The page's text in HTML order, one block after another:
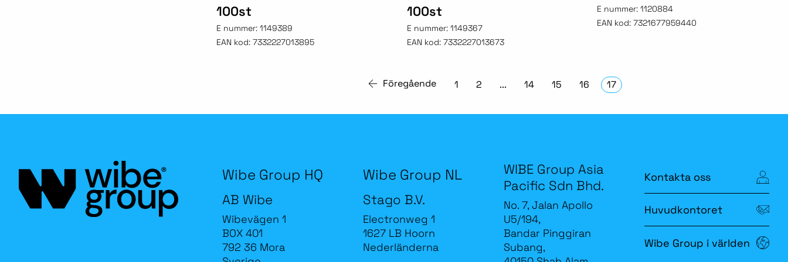
100st
E nummer: 1149389
EAN kod: 7332227013895
100st
E nummer: 1149367
EAN kod: 7332227013673
E nummer:1120884
EAN kod: 7321677959440
Föregående 1 2 ... 14 15 16 17
Wibe Group HQ
AB Wibe
Wibevägen 1
BOX 401
792 36 Mora
Wibe Group NL
Stago B.V.
Electronweg 1
1627 LB Hoorn
Nederländerna
WIBE Group Asia
Pacific Sdn Bhd.
No. 7, Jalan Apollo
U5/194,
Bandar Pinggiran
Subang,
Kontakta oss
Huvudkontoret
Wibe Group i världen